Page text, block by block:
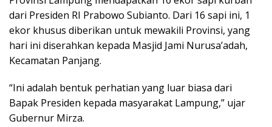
dari Presiden RI Prabowo Subianto. Dari 16 sapi ini, 1
ekor khusus diberikan untuk mewakili Provinsi, yang
hari ini diserahkan kepada Masjid Jami Nurusa’adah,
Kecamatan Panjang.
“Ini adalah bentuk perhatian yang luar biasa dari
Bapak Presiden kepada masyarakat Lampung,” ujar
Gubernur Mirza.